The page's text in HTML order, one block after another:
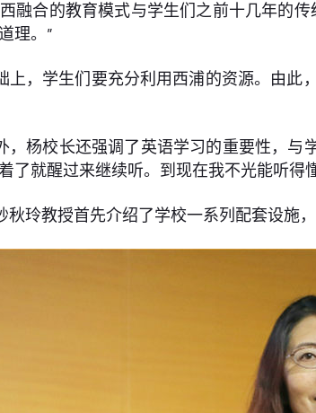
融合的教育模式与学生们之前十几年的
理。”
上，学生们要充分利用西浦的资源。由此
，杨校长还强调了英语学习的重要性，与
了就醒过来继续听。到现在我不光能听
秋玲教授首先介绍了学校一系列配套设施